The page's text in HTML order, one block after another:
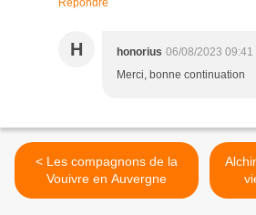
Répondre
H honorius 06/08/2023 09:41
Merci, bonne continuation
< Les compagnons de la
Vouivre en Auvergne